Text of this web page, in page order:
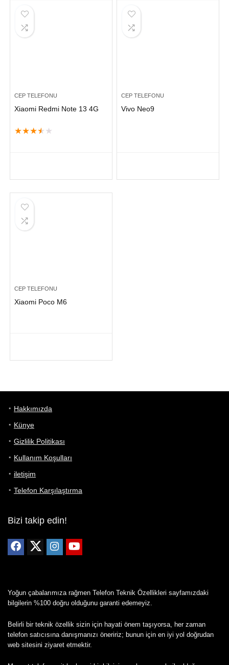
CEP TELEFONU
Xiaomi Redmi Note 13 4G
★★★★ ★
CEP TELEFONU
Vivo Neo9
CEP TELEFONU
Xiaomi Poco M6
Hakkımızda
Künye
Gizlilik Politikası
Kullanım Koşulları
iletişim
Telefon Karşılaştırma
Bizi takip edin!
Yoğun çabalarımıza rağmen Telefon Teknik Özellikleri sayfamızdaki
bilgilerin %100 doğru olduğunu garanti edemeyiz.
Belirli bir teknik özellik sizin için hayati önem taşıyorsa, her zaman
telefon satıcısına danışmanızı öneririz; bunun için en iyi yol doğrudan
web sitesini ziyaret etmektir.